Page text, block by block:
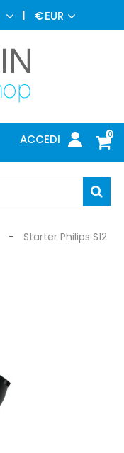
€EUR
0
ACCEDI
Starter Philips S12